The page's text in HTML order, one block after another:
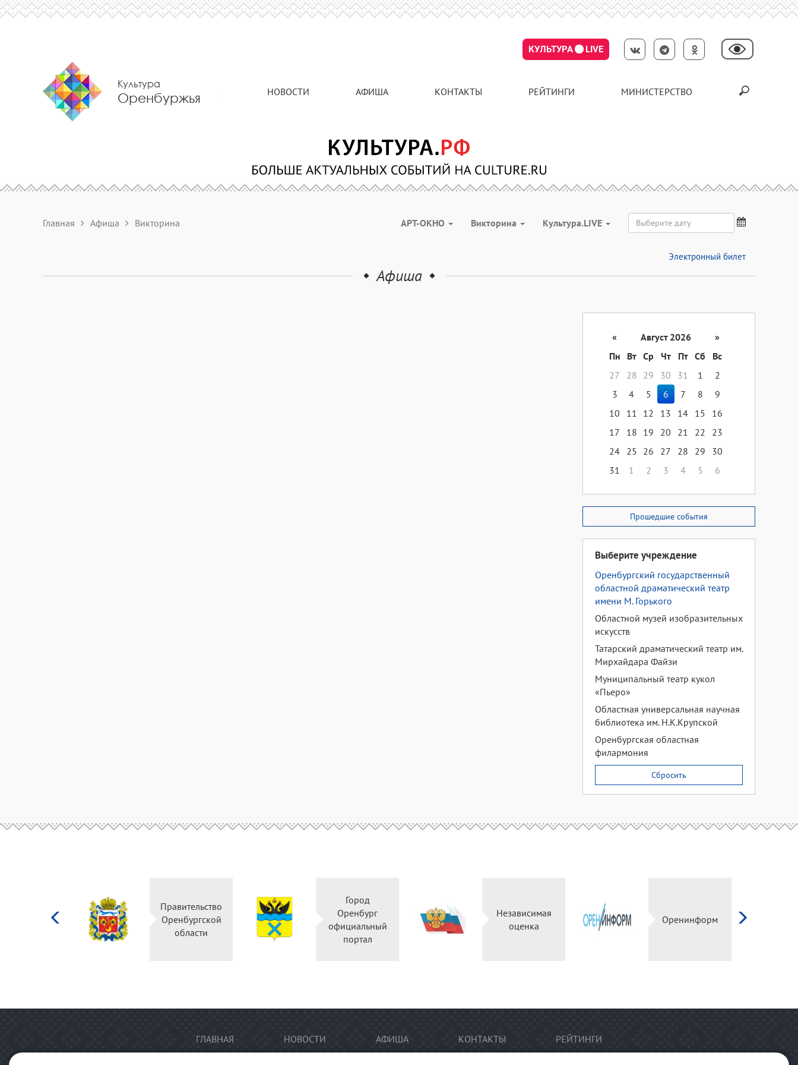
КУЛЬТУРА LIVE
Культура
Оренбуржья НОВОСТИ АФИША КОНТАКТЫ РЕЙТИНГИ МИНИСТЕРСТВО
Главная Афиша Викторина АРТ-ОКНО Викторина Культура.LIVE
Электронный билет
Афиша
« Август 2026
»
Пн
Вт Ср Чт Пт Сб
Вс
27
28 29 30 31 1
2
3
4 5 6 7 8
9
10
11 12 13 14 15
16
17
18 19 20 21 22
23
24 25 26 27 28 29
30
31
1 2 3 4 5 6
Прошедшие события
Выберите учреждение
Оренбургский государственный
областной драматический театр
имени М. Горького
Областной музей изобразительных
искусств
Татарский драматический театр им.
Мирхайдара Файзи
Муниципальный театр кукол
«Пьеро»
Областная универсальная научная
библиотека им. Н.К.Крупской
Оренбургская областная
филармония
Сбросить
Правительство
Оренбургской
области
Город
Оренбург
официальный
портал
Независимая
оценка
Оренинформ
ГЛАВНАЯ НОВОСТИ АФИША КОНТАКТЫ РЕЙТИНГИ